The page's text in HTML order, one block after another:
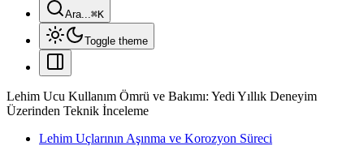
Ara...⌘K
Toggle theme
Lehim Ucu Kullanım Ömrü ve Bakımı: Yedi Yıllık Deneyim
Üzerinden Teknik İnceleme
Lehim Uçlarının Aşınma ve Korozyon Süreci